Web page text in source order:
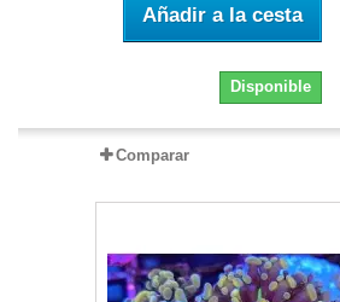
Añadir a la cesta
Disponible
Comparar